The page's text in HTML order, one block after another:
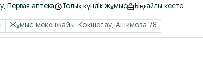
, Первая аптека Толық күндік жұмыс Ыңғайлы кесте
Жұмыс мекенжайы: Кокшетау, Ашимова 78